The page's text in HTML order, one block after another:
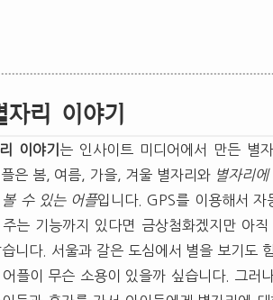
자리 이야기
이야기 는 인사이트 미디어에서 만든 별
플은 봄, 여름, 가을, 겨울 별자리와 별자리
볼 수 있는 어플입니다. GPS를 이용해서 자
주는 기능까지 있다면 금상첨화겠지만 아
니다. 서울과 갈은 도심에서 별을 보기도
플이 무슨 소용이 있을까 싶습니다. 그러